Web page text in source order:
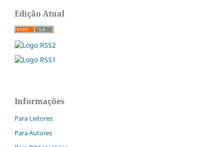
Edição Atual
Informações
Para Leitores
Para Autores